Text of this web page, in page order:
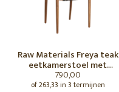
Raw Materials Freya teak
eetkamerstoel met
armleuning - Zwart (set of 2)
790,00
of 263,33 in 3 termijnen